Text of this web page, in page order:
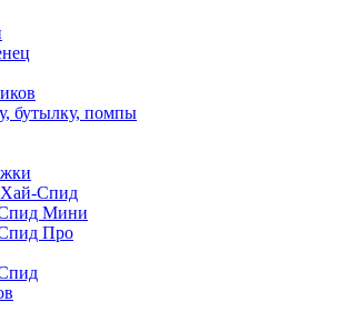
бутылку, помпы
Спид
Мини
Про